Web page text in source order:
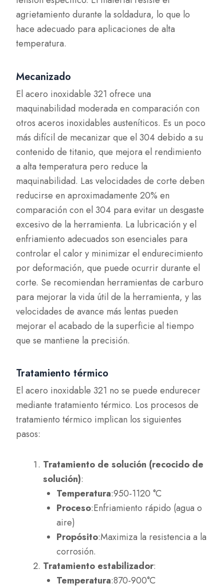
agrietamiento durante la soldadura, lo que lo
hace adecuado para aplicaciones de alta
temperatura.
Mecanizado
El acero inoxidable 321 ofrece una
maquinabilidad moderada en comparación con
otros aceros inoxidables austeníticos. Es un poco
más difícil de mecanizar que el 304 debido a su
contenido de titanio, que mejora el rendimiento
a alta temperatura pero reduce la
maquinabilidad. Las velocidades de corte deben
reducirse en aproximadamente 20% en
comparación con el 304 para evitar un desgaste
excesivo de la herramienta. La lubricación y el
enfriamiento adecuados son esenciales para
controlar el calor y minimizar el endurecimiento
por deformación, que puede ocurrir durante el
corte. Se recomiendan herramientas de carburo
para mejorar la vida útil de la herramienta, y las
velocidades de avance más lentas pueden
mejorar el acabado de la superficie al tiempo
que se mantiene la precisión.
Tratamiento térmico
El acero inoxidable 321 no se puede endurecer
mediante tratamiento térmico. Los procesos de
tratamiento térmico implican los siguientes
pasos:
Tratamiento de solución (recocido de
solución):
Temperatura:950-1120 °C
Proceso:Enfriamiento rápido (agua o
aire)
Propósito:Maximiza la resistencia a la
corrosión.
Tratamiento estabilizador:
Temperatura:870-900°C